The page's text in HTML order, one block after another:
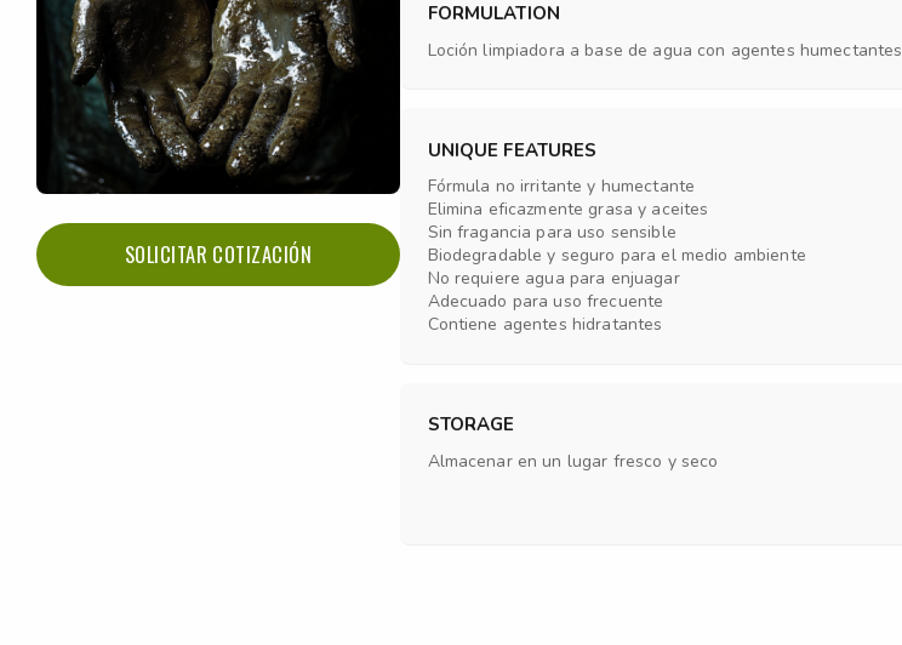
SOLICITAR COTIZACIÓN
FORMULATION
Loción limpiadora a base de agua con agentes humectantes
UNIQUE FEATURES
Fórmula no irritante y humectante
Elimina eficazmente grasa y aceites
Sin fragancia para uso sensible
Biodegradable y seguro para el medio ambiente
No requiere agua para enjuagar
Adecuado para uso frecuente
Contiene agentes hidratantes
STORAGE
Almacenar en un lugar fresco y seco